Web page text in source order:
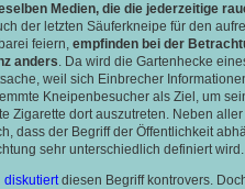
Medien, die die jederzeitige
der letzten Säuferkneipe für den
feiern, empfinden bei der
anders. Da wird die Gartenhecke
weil sich Einbrecher
Kneipenbesucher als Ziel, um
Zigarette dort auszutreten. Neben
dass der Begriff der Öffentlichkeit
sehr unterschiedlich definiert wird.
diskutiertdiesen Begriff kontrovers.